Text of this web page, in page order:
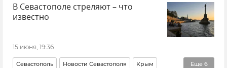
ГУ МЧС РФ по Республике Крым
В Севастополе стреляют – что
известно
15 июня, 19:36
Еще 6
Севастополь Новости Севастополя Крым